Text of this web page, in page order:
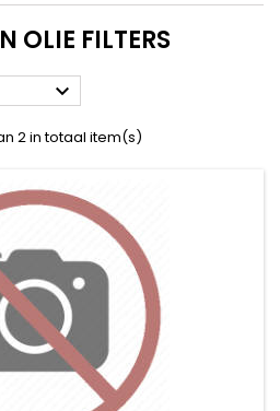
OLIE FILTERS

2 in totaal item(s)